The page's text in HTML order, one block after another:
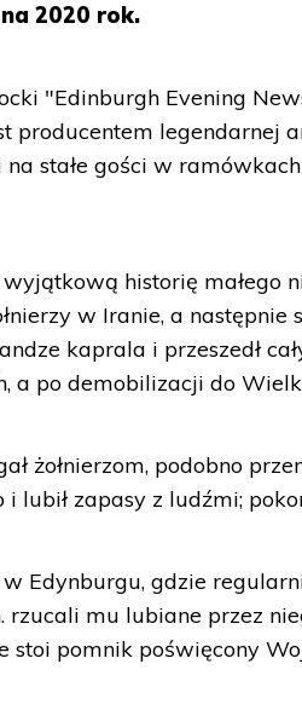
2020 rok.
"Edinburgh Evening
producentem legendarnej
stałe gości w
historię małego
w Iranie, a następnie
kaprala i przeszedł
a po demobilizacji do
żołnierzom, podobno
lubił zapasy z ludźmi;
Edynburgu, gdzie
mu lubiane przez
stoi pomnik poświęcony